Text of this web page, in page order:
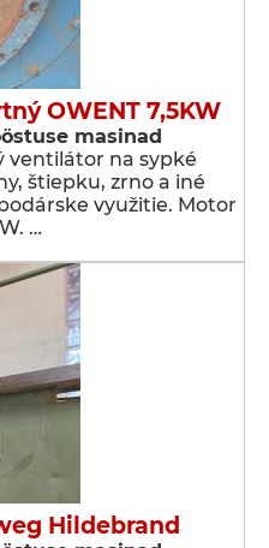
OWENT 7,5KW
masinad
ventilátor na sypké
štiepku, zrno a iné
využitie. Motor
…
Hildebrand